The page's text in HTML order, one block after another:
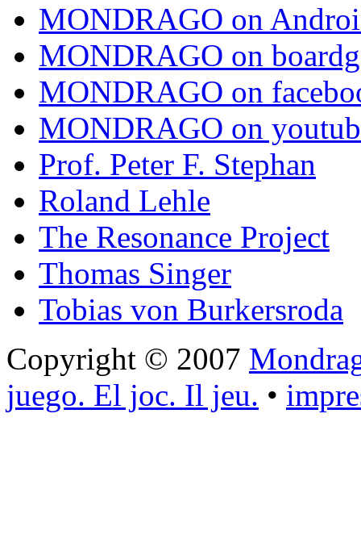
MONDRAGO on
MONDRAGO on
MONDRAGO on
MONDRAGO on
Prof. Peter F. Stephan
Roland Lehle
The Resonance Project
Thomas Singer
Tobias von Burkersroda
Copyright © 2007
juego. El joc. Il jeu. •